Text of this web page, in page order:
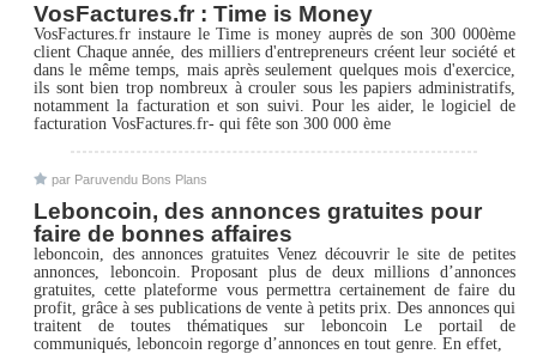
VosFactures.fr : Time is Money
VosFactures.fr instaure le Time is money auprès de son 300 000ème
client Chaque année, des milliers d'entrepreneurs créent leur société et
dans le même temps, mais après seulement quelques mois d'exercice,
ils sont bien trop nombreux à crouler sous les papiers administratifs,
notamment la facturation et son suivi. Pour les aider, le logiciel de
facturation VosFactures.fr- qui fête son 300 000 ème
par Paruvendu Bons Plans
Leboncoin, des annonces gratuites pour
faire de bonnes affaires
leboncoin, des annonces gratuites Venez découvrir le site de petites
annonces, leboncoin. Proposant plus de deux millions d’annonces
gratuites, cette plateforme vous permettra certainement de faire du
profit, grâce à ses publications de vente à petits prix. Des annonces qui
traitent de toutes thématiques sur leboncoin Le portail de
communiqués, leboncoin regorge d’annonces en tout genre. En effet,